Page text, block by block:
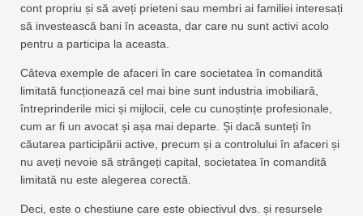
cont propriu și să aveți prieteni sau membri ai familiei interesați
să investească bani în aceasta, dar care nu sunt activi acolo
pentru a participa la aceasta.
Câteva exemple de afaceri în care societatea în comandită
limitată funcționează cel mai bine sunt industria imobiliară,
întreprinderile mici și mijlocii, cele cu cunoștințe profesionale,
cum ar fi un avocat și așa mai departe. Și dacă sunteți în
căutarea participării active, precum și a controlului în afaceri și
nu aveți nevoie să strângeți capital, societatea în comandită
limitată nu este alegerea corectă.
Deci, este o chestiune care este obiectivul dvs. și resursele